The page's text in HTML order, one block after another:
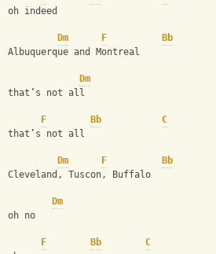
oh indeed
Dm F Bb
Albuquerque and Montreal
Dm
that’s not all
F Bb
C
that’s not all
Dm F Bb
Cleveland, Tuscon, Buffalo
Dm
oh no
F Bb
C